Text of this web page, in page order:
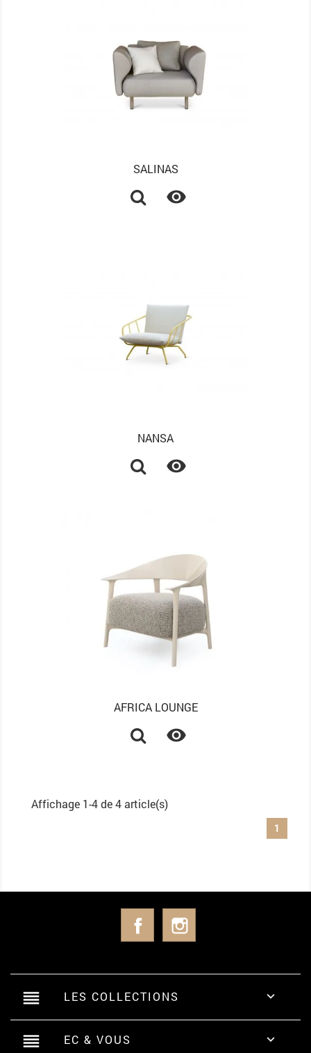
SALINAS

NANSA

AFRICA LOUNGE

Affichage 1-4 de 4 article(s)
1
Facebook
reorder LES COLLECTIONS 
reorder EC & VOUS 